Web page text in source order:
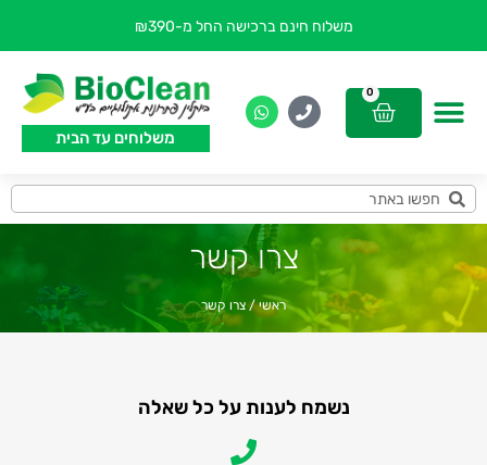
משלוח חינם ברכישה החל מ-₪390
0
משלוחים עד הבית
צרו קשר
ראשי/צרו קשר
נשמח לענות על כל שאלה